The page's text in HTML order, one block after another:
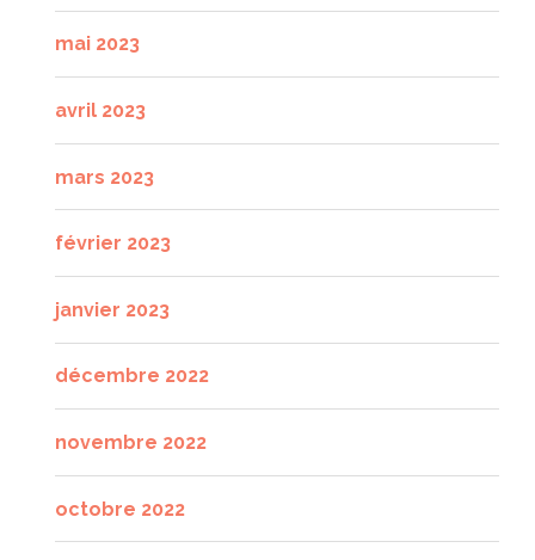
mai 2023
avril 2023
mars 2023
février 2023
janvier 2023
décembre 2022
novembre 2022
octobre 2022